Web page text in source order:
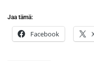
Jaa tämä:
Facebook